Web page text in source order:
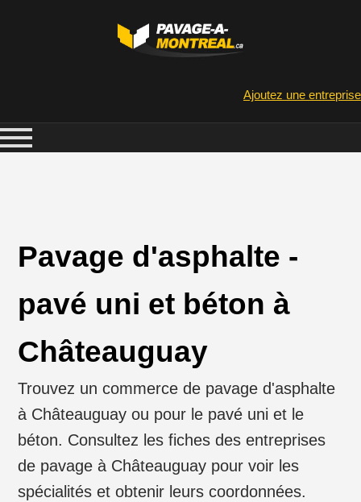
Ajoutez une entreprise
Pavage d'asphalte -
pavé uni et béton à
Châteauguay
Trouvez un commerce de pavage d'asphalte
à Châteauguay ou pour le pavé uni et le
béton. Consultez les fiches des entreprises
de pavage à Châteauguay pour voir les
spécialités et obtenir leurs coordonnées.